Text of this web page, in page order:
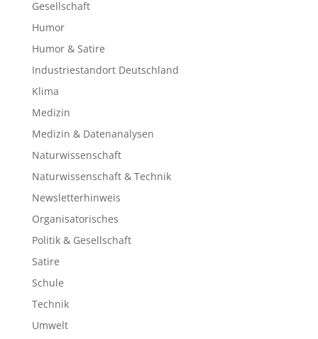
Gesellschaft
Humor
Humor & Satire
Industriestandort Deutschland
Klima
Medizin
Medizin & Datenanalysen
Naturwissenschaft
Naturwissenschaft & Technik
Newsletterhinweis
Organisatorisches
Politik & Gesellschaft
Satire
Schule
Technik
Umwelt